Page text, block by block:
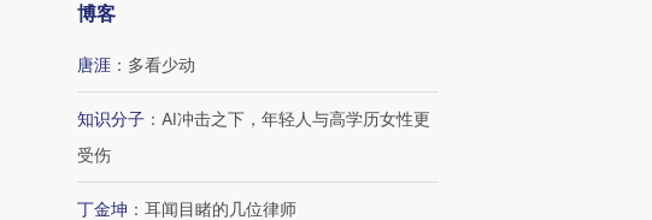
博客
唐涯 ： 多看少动
知识分子 ： AI冲击之下，年轻人与高学历女性更
受伤
丁金坤 ： 耳闻目睹的几位律师